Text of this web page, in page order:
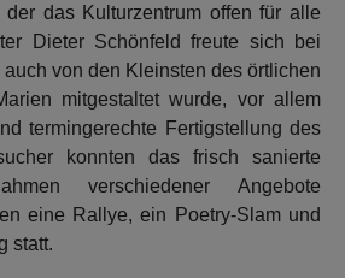
das Kulturzentrum offen für alle
Dieter Schönfeld freute sich bei
von den Kleinsten des örtlichen
mitgestaltet wurde, vor allem
termingerechte Fertigstellung des
konnten das frisch sanierte
verschiedener Angebote
eine Rallye, ein Poetry-Slam und
statt.